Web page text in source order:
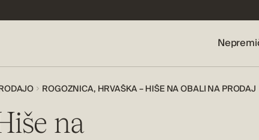
ROGOZNICA, HRVAŠKA – HIŠE NA OBALI NA PRODAJ
na